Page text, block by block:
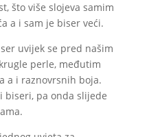
što više slojeva samim
a i sam je biser veći.
uvijek se pred našim
perle, međutim
a i raznovrsnih boja.
pa onda slijede